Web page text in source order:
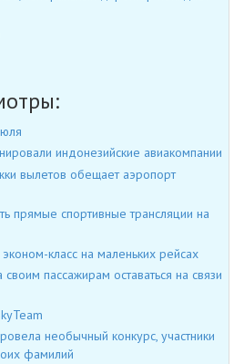
индонезийские авиакомпании
вылетов обещает аэропорт
прямые спортивные трансляции на
класс на маленьких рейсах
пассажирам оставаться на связи
необычный конкурс, участники
фамилий